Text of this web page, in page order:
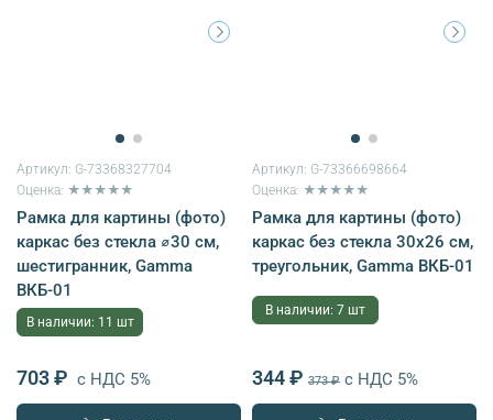
Артикул: G-73368327704
Оценка: ★★★★★
Рамка для картины (фото)
каркас без стекла ⌀30 см,
шестигранник, Gamma
ВКБ-01
В наличии: 11 шт
703 ₽ с НДС 5%
Артикул: G-73366698664
Оценка: ★★★★★
Рамка для картины (фото)
каркас без стекла 30х26 см,
треугольник, Gamma ВКБ-01
В наличии: 7 шт
344 ₽ 373 ₽ с НДС 5%